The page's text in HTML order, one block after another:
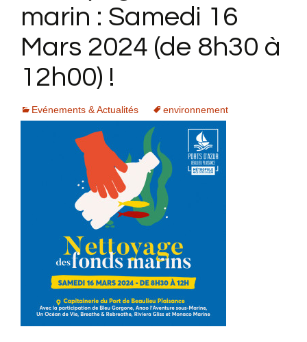
marin : Samedi 16
Mars 2024 (de 8h30 à
12h00) !
Evénements & Actualités environnement